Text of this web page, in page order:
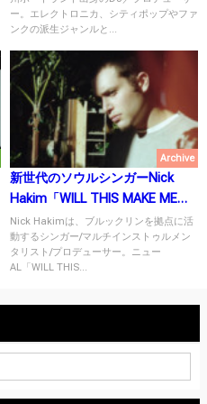
ー。エレクトロニカ、シティポップやファ
ンクの派生ジャンルと...
Archive
新世代のソウルシンガーNick
Hakim「WILL THIS MAKE ME
GOOD」をリリース！
Nick Hakimは、ブルックリンを拠点に活
動するシンガー/マルチインストゥルメン
タリスト/プロデューサー。ニュー
AL「WILL THIS...